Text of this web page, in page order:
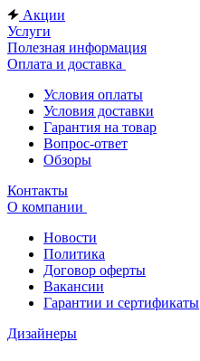
Акции
Услуги
Полезная информация
Оплата и доставка
Условия оплаты
Условия доставки
Гарантия на товар
Вопрос-ответ
Обзоры
Контакты
О компании
Новости
Политика
Договор оферты
Вакансии
Гарантии и сертификаты
Дизайнеры